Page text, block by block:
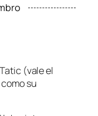
(vale el
su